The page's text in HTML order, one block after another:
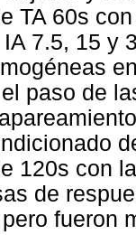
TA 60s
7.5, 15 y
paso de
120s con
de
fueron